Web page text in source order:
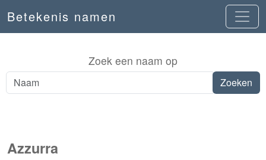
Betekenis namen
Zoek een naam op
Azzurra